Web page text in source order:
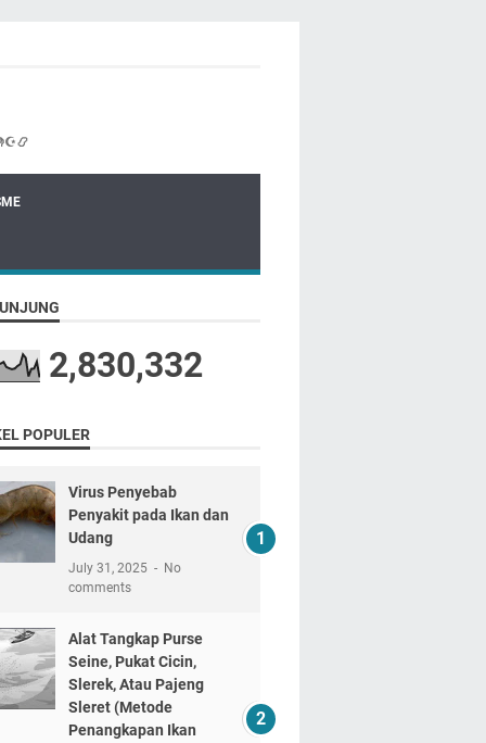
2,830,332
POPULER
Virus Penyebab
Penyakit pada Ikan dan
Udang
July 31, 2025
No
comments
Alat Tangkap Purse
Seine, Pukat Cicin,
Slerek, Atau Pajeng
Sleret (Metode
Penangkapan Ikan